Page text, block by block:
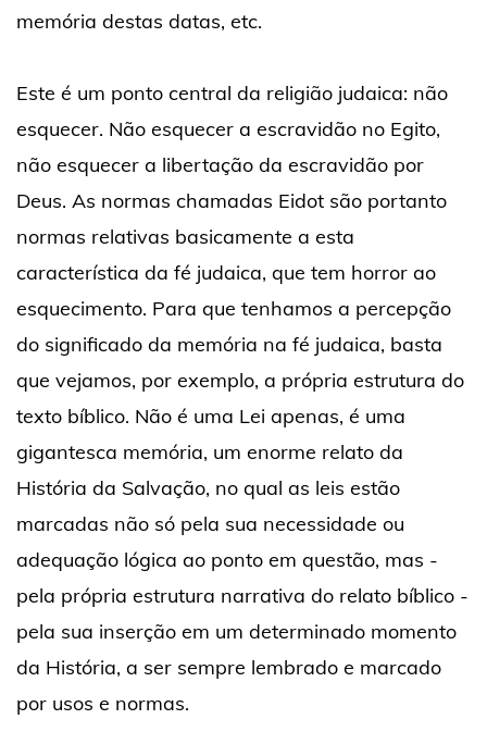
memória destas datas, etc.
Este é um ponto central da religião judaica: não
esquecer. Não esquecer a escravidão no Egito,
não esquecer a libertação da escravidão por
Deus. As normas chamadas Eidot são portanto
normas relativas basicamente a esta
característica da fé judaica, que tem horror ao
esquecimento. Para que tenhamos a percepção
do significado da memória na fé judaica, basta
que vejamos, por exemplo, a própria estrutura do
texto bíblico. Não é uma Lei apenas, é uma
gigantesca memória, um enorme relato da
História da Salvação, no qual as leis estão
marcadas não só pela sua necessidade ou
adequação lógica ao ponto em questão, mas -
pela própria estrutura narrativa do relato bíblico -
pela sua inserção em um determinado momento
da História, a ser sempre lembrado e marcado
por usos e normas.